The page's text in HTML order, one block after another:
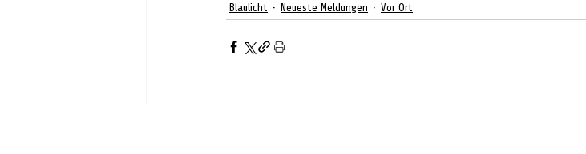
Blaulicht Neueste Meldungen Vor Ort